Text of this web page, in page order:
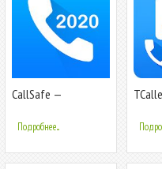
CallSafe —
номера и
блокировка звонков
Подробнее...
Кто